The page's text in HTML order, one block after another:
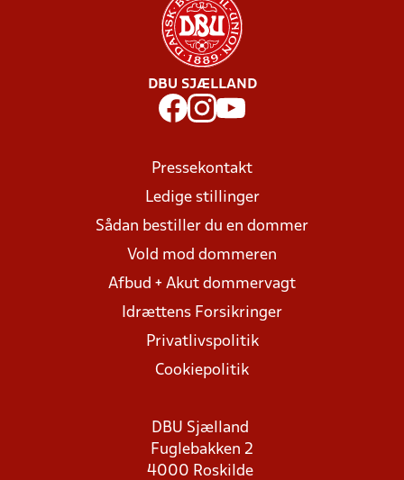
DBU SJÆLLAND
Pressekontakt
Ledige stillinger
Sådan bestiller du en dommer
Vold mod dommeren
Afbud + Akut dommervagt
Idrættens Forsikringer
Privatlivspolitik
Cookiepolitik
DBU Sjælland
Fuglebakken 2
4000 Roskilde